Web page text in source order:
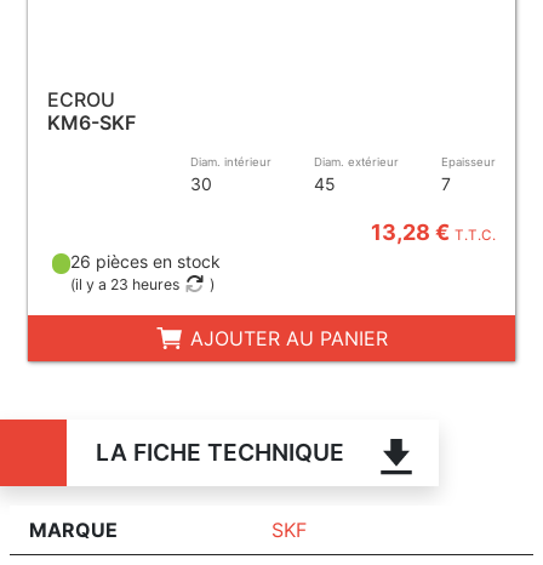
ECROU
KM6-SKF
Diam. intérieur
30
Diam. extérieur
45
Epaisseur
7
13,28 €T.T.C.
26 pièces en stock
(il y a 23 heures )
AJOUTER AU PANIER
LA FICHE TECHNIQUE
MARQUE SKF